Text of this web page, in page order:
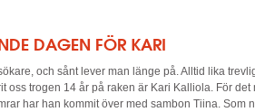
DAGEN FÖR KARI
och sånt lever man länge på. Alltid lika
oss trogen 14 år på raken är Kari Kalliola. För det
har han kommit över med sambon Tiina. Som